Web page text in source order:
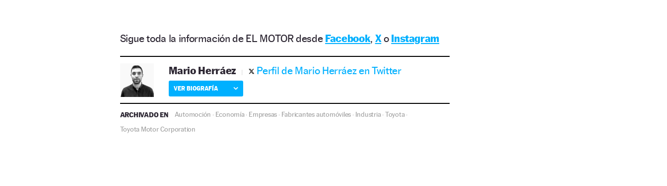
Sigue toda la información de EL MOTOR desde Facebook, Xo Instagram
Mario Herráez Perfil de Mario Herráez en Twitter
VER BIOGRAFÍA
ARCHIVADO EN Automoción · Economía· Empresas · Fabricantes automóviles · Industria·Toyota·
Toyota Motor Corporation